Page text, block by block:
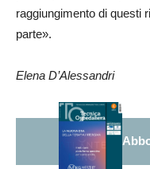
raggiungimento di questi
parte».
Elena D’Alessandri